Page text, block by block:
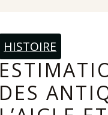
HISTOIRE
DES